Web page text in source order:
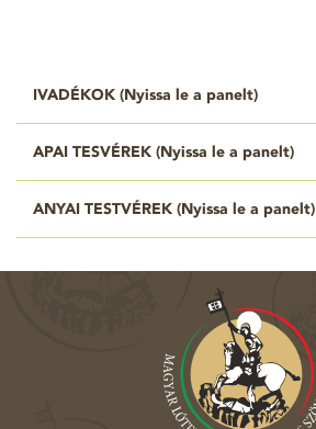
IVADÉKOK ( Nyissa le a panelt)
APAI TESVÉREK ( Nyissa le a panelt)
ANYAI TESTVÉREK ( Nyissa le a panelt)